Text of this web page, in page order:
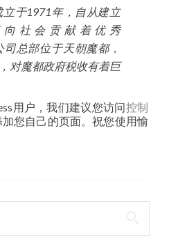
立于1971年，自从建立
社会贡献着优秀
司总部位于天朝魔都，
对魔都政府税收有着巨
用户，我们建议您访问控制
加您自己的页面。祝您使用愉